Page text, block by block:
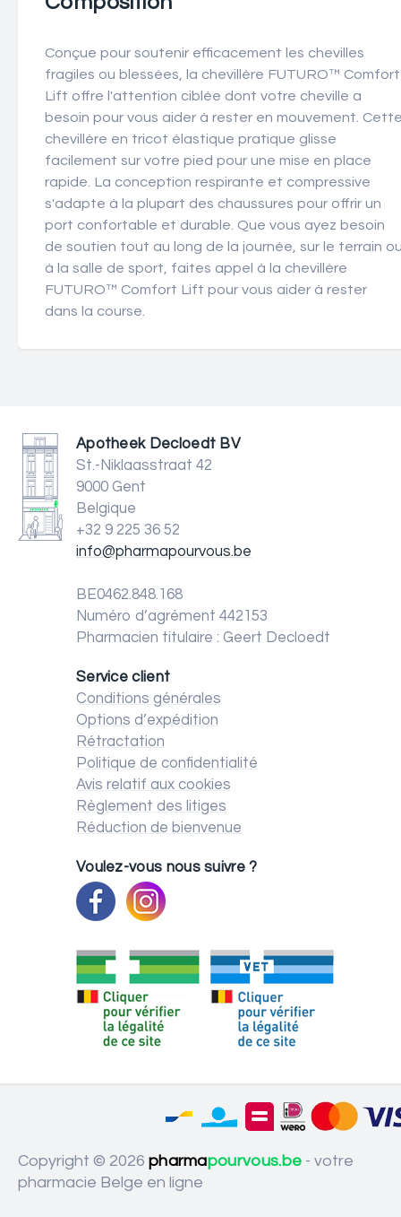
Conçue pour soutenir efficacement les chevilles
fragiles ou blessées, la chevillère FUTURO™ Comfort
Lift offre l'attention ciblée dont votre cheville a
besoin pour vous aider à rester en mouvement.
chevillère en tricot élastique pratique glisse
facilement sur votre pied pour une mise en place
rapide. La conception respirante et compressive
s'adapte à la plupart des chaussures pour offrir un
port confortable et durable. Que vous ayez besoin
de soutien tout au long de la journée, sur le terrain
à la salle de sport, faites appel à la chevillère
FUTURO™ Comfort Lift pour vous aider à rester
dans la course.
Apotheek Decloedt BV
St.-Niklaasstraat 42
9000 Gent
Belgique
+32 9 225 36 52
info@pharmapourvous.be
BE0462.848.168
Numéro d’agrément 442153
Pharmacien titulaire : Geert Decloedt
Service client
Conditions générales
Options d’expédition
Rétractation
Politique de confidentialité
Avis relatif aux cookies
Règlement des litiges
Réduction de bienvenue
Voulez-vous nous suivre ?
Copyright © 2026 pharmapourvous.be - votre
pharmacie Belge en ligne